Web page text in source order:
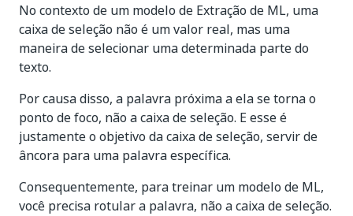
No contexto de um modelo de Extração de ML, uma
caixa de seleção não é um valor real, mas uma
maneira de selecionar uma determinada parte do
texto.
Por causa disso, a palavra próxima a ela se torna o
ponto de foco, não a caixa de seleção. E esse é
justamente o objetivo da caixa de seleção, servir de
âncora para uma palavra específica.
Consequentemente, para treinar um modelo de ML,
você precisa rotular a palavra, não a caixa de seleção.